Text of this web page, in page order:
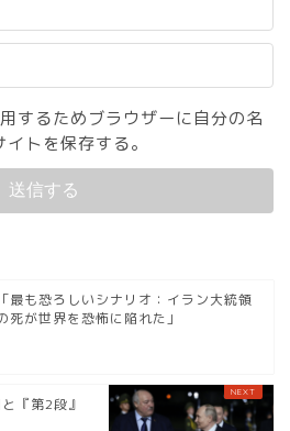
するためブラウザーに自分の名
トを保存する。
「最も恐ろしいシナリオ：イラン大統領
死が世界を恐怖に陥れた」
『第2段』